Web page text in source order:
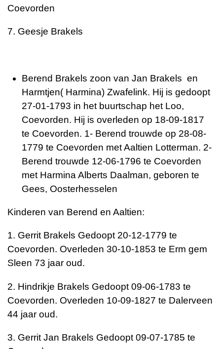
Coevorden
7. Geesje Brakels
Berend Brakels zoon van Jan Brakels en
Harmtjen( Harmina) Zwafelink. Hij is gedoopt
27-01-1793 in het buurtschap het Loo,
Coevorden. Hij is overleden op 18-09-1817
te Coevorden. 1- Berend trouwde op 28-08-
1779 te Coevorden met Aaltien Lotterman. 2-
Berend trouwde 12-06-1796 te Coevorden
met Harmina Alberts Daalman, geboren te
Gees, Oosterhesselen
Kinderen van Berend en Aaltien:
1. Gerrit Brakels Gedoopt 20-12-1779 te
Coevorden. Overleden 30-10-1853 te Erm gem
Sleen 73 jaar oud.
2. Hindrikje Brakels Gedoopt 09-06-1783 te
Coevorden. Overleden 10-09-1827 te Dalerveen
44 jaar oud.
3. Gerrit Jan Brakels Gedoopt 09-07-1785 te